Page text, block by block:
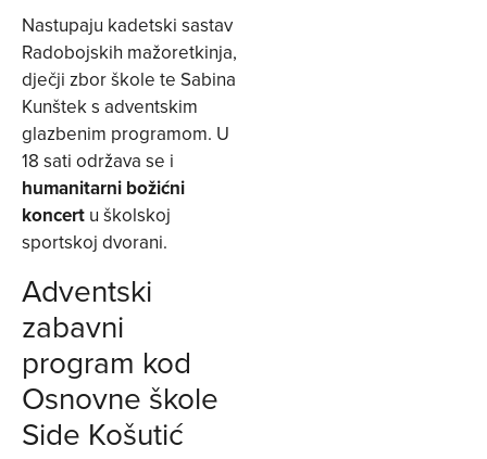
Nastupaju kadetski sastav
Radobojskih mažoretkinja,
dječji zbor škole te Sabina
Kunštek s adventskim
glazbenim programom. U
18 sati održava se i
humanitarni božićni
koncert u školskoj
sportskoj dvorani.
Adventski
zabavni
program kod
Osnovne škole
Side Košutić